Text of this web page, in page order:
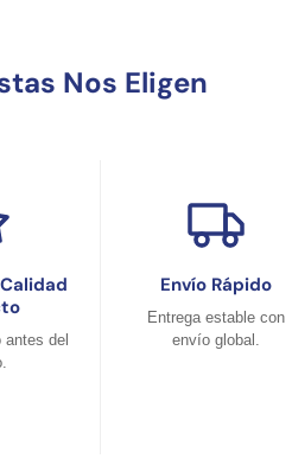
Nos Eligen
antes del
Envío Rápido
Entrega estable con
envío global.